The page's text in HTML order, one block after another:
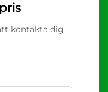
kontakta dig